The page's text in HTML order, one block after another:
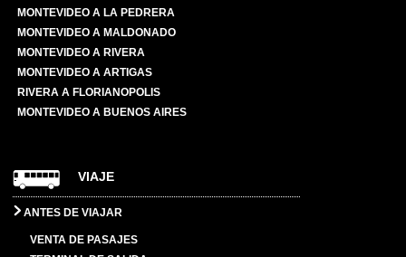
MONTEVIDEO A LA PEDRERA
MONTEVIDEO A MALDONADO
MONTEVIDEO A RIVERA
MONTEVIDEO A ARTIGAS
RIVERA A FLORIANOPOLIS
MONTEVIDEO A BUENOS AIRES
VIAJE
ANTES DE VIAJAR
VENTA DE PASAJES